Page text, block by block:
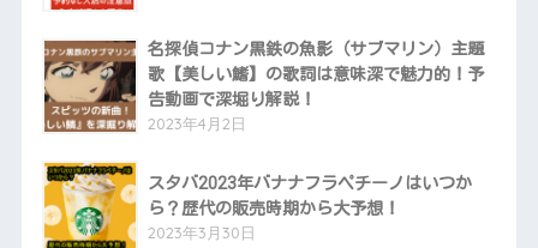
名探偵コナン黒鉄の魚影（サブマリン）主題
歌【美しい鰭】の歌詞は意味深で魅力的！予
告動画で深堀り解説！
2023年4月2日
スタバ2023年バナナフラペチーノはいつか
ら？歴代の販売時期から大予想！
2023年3月30日